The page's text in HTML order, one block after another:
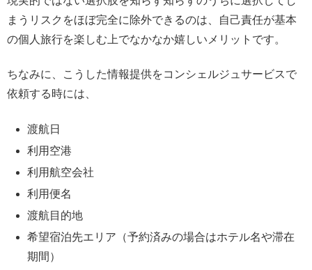
まうリスクをほぼ完全に除外できるのは、自己責任が基本
の個人旅行を楽しむ上でなかなか嬉しいメリットです。
ちなみに、こうした情報提供をコンシェルジュサービスで
依頼する時には、
渡航日
利用空港
利用航空会社
利用便名
渡航目的地
希望宿泊先エリア（予約済みの場合はホテル名や滞在
期間）